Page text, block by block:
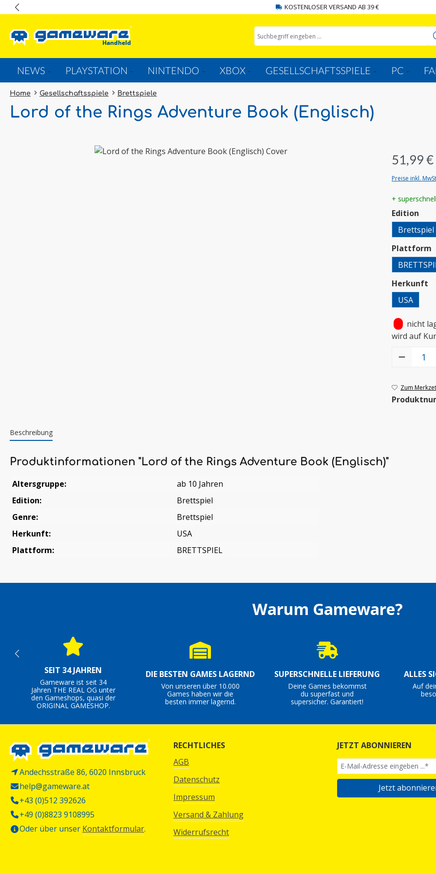
KOSTENLOSER VERSAND AB 39 €
NEWS PLAYSTATION NINTENDO XBOX GESELLSCHAFTSSPIELE PC
Home Gesellschaftsspiele Brettspiele
Lord of the Rings Adventure Book (Englisch)
Bildergalerie überspringen
51,99 €
Preise inkl.
+
Edition
Brettspiel
Plattform
Herkunft
USA
nicht
wird auf
Produkt
Zum
Beschreibung
Produktinformationen "Lord of the Rings Adventure Book (Englisch)"
Altersgruppe:
ab 10 Jahren
Edition:
Brettspiel
Genre:
Brettspiel
Herkunft:
USA
Plattform:
BRETTSPIEL
Warum Gameware?
SEIT 34 JAHREN
Gameware ist seit 34
Jahren THE REAL OG unter
den Gameshops, quasi der
ORIGINAL GAMESHOP.
DIE BESTEN GAMES LAGERND
Von unseren über 10.000
Games haben wir die
besten immer lagernd.
SUPERSCHNELLE LIEFERUNG
Deine Games bekommst
du superfast und
supersicher. Garantiert!
ALLES
Auf
Andechsstraße 86, 6020 Innsbruck
help@gameware.at
+43 (0)512 392626
+49 (0)8823 9108995
Oder über unser Kontaktformular.
RECHTLICHES
AGB
Datenschutz
Impressum
Versand & Zahlung
Widerrufsrecht
JETZT ABONNIEREN
Jetzt